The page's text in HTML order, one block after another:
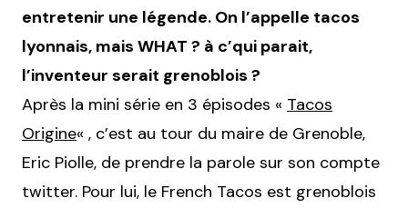
entretenir une légende. On l’appelle tacos
lyonnais, mais WHAT ? à c’qui parait,
l’inventeur serait grenoblois ?
Après la mini série en 3 épisodes « Tacos
Origine« , c’est au tour du maire de Grenoble,
Eric Piolle, de prendre la parole sur son compte
twitter. Pour lui, le French Tacos est grenoblois